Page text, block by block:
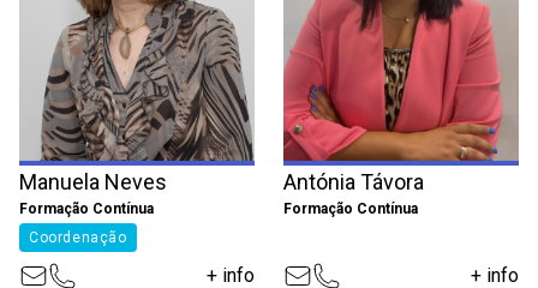
Manuela Neves
Formação Contínua
Coordenação
+ info
Antónia Távora
Formação Contínua
+ info